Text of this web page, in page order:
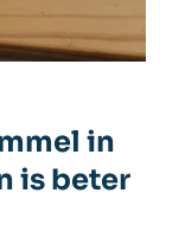
in
is beter